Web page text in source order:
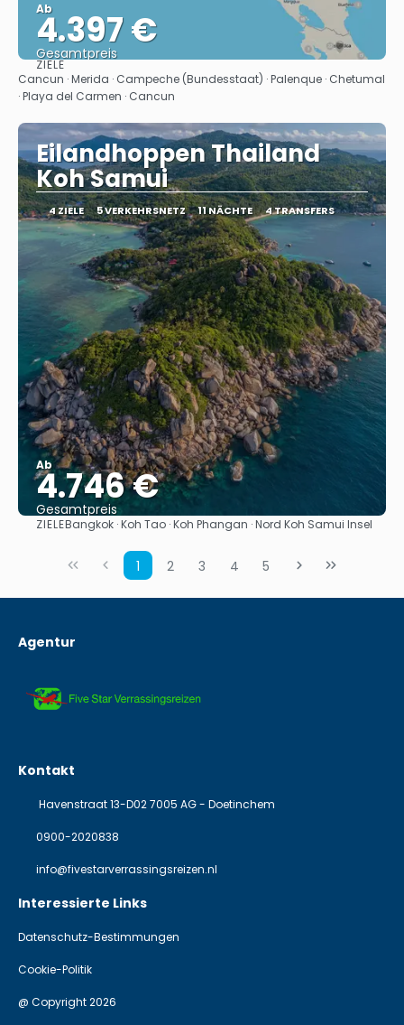
Ab
4.397 €
Gesamtpreis
Sehen
ZIELE
Cancun · Merida · Campeche (Bundesstaat) · Palenque · Chetumal
· Playa del Carmen · Cancun
Eilandhoppen Thailand
Koh Samui
4 ZIELE 5 VERKEHRSNETZ 11 NÄCHTE 4 TRANSFERS
Ab
4.746 €
Gesamtpreis
Sehen
ZIELEBangkok · Koh Tao · Koh Phangan · Nord Koh Samui Insel
1 2 3 4 5
Agentur
Kontakt
Havenstraat 13-D02 7005 AG - Doetinchem
0900-2020838
info@fivestarverrassingsreizen.nl
Interessierte Links
Datenschutz-Bestimmungen
Cookie-Politik
@ Copyright 2026